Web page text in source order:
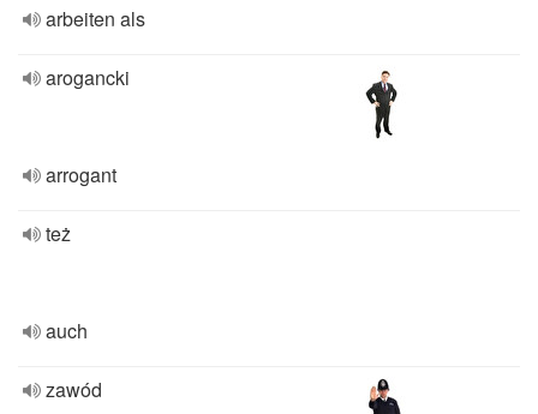
arbeiten als
arogancki
arrogant
też
auch
zawód